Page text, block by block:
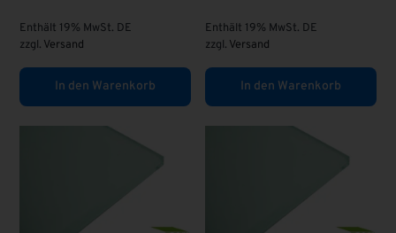
Enthält 19% MwSt. DE
zzgl. Versand
In den Warenkorb
Enthält 19% MwSt. DE
zzgl. Versand
In den Warenkorb